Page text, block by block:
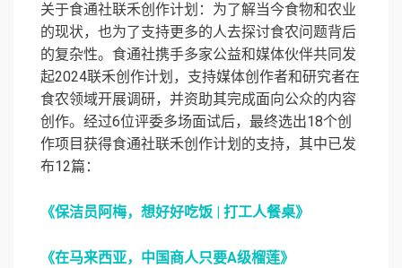
关于食通社联禾创作计划：为了解当今食物和农业
的现状，也为了支持更多的人去探讨食农问题背后
的复杂性。食通社携手多家公益和媒体伙伴共同发
起2024联禾创作计划，支持媒体创作者和研究者在
食农领域开展调研，并资助其完成面向公众的内容
创作。经过6位评委多场面试后，最终选出18个创
作项目获得食通社联禾创作计划的支持，其中已发
布12篇：
《保洁员阿梅，想好好吃饭 | 打工人餐桌》
《在马来西亚，中国商人只要A级榴莲》